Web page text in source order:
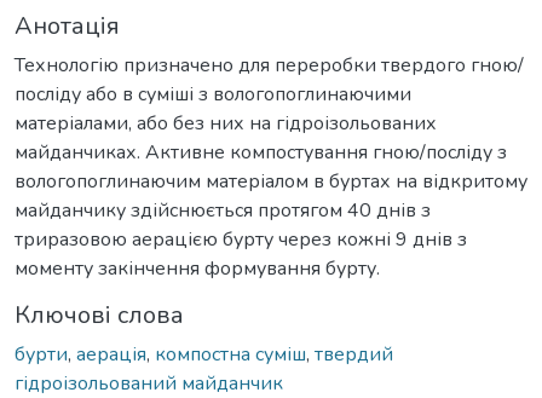
Анотація
Технологію призначено для переробки твердого гною/
посліду або в суміші з вологопоглинаючими
матеріалами, або без них на гідроізольованих
майданчиках. Активне компостування гною/посліду з
вологопоглинаючим матеріалом в буртах на відкритому
майданчику здійснюється протягом 40 днів з
триразовою аерацією бурту через кожні 9 днів з
моменту закінчення формування бурту.
Ключові слова
бурти, аерація, компостна суміш, твердий
гідроізольований майданчик